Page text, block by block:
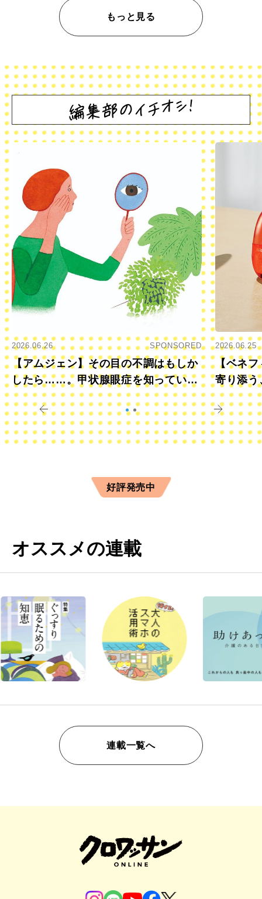
もっと見る
2026.06.26 SPONSORED
【アムジェン】その目の不調はもしか
したら……。甲状腺眼症を知っていま
すか？
2026.06.25
【ベネフ
寄り添う
きに
好評発売中
オススメの連載
連載一覧へ